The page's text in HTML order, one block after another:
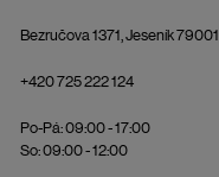
Bezručova 1371, Jeseník 79001
+420 725 222 124
Po-Pá: 09:00 - 17:00
So: 09:00 - 12:00